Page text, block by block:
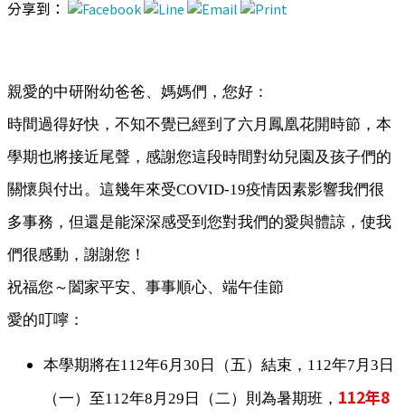
分享到：
親愛的中研附幼爸爸、媽媽們，您好：
時間過得好快，不知不覺已經到了六月鳳凰花開時節，本
學期也將接近尾聲，感謝您這段時間對幼兒園及孩子們的
關懷與付出。這幾年來受COVID-19疫情因素影響我們很
多事務，但還是能深深感受到您對我們的愛與體諒，使我
們很感動，謝謝您！
祝福您～闔家平安、事事順心、端午佳節
愛的叮嚀：
本學期將在112年6月30日（五）結束，112年7月3日
（一）至112年8月29日（二）則為暑期班， 112年8